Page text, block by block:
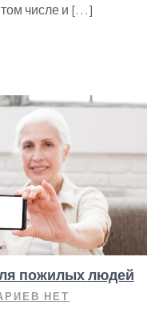
числе и […]
пожилых людей
НЕТ